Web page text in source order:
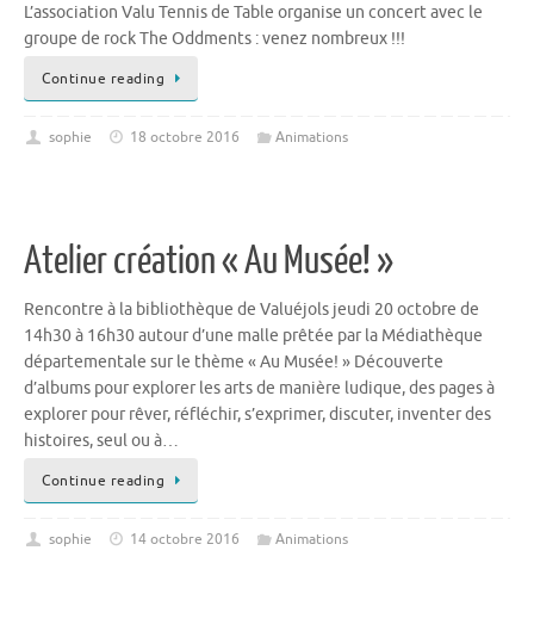
L’association Valu Tennis de Table organise un concert avec le
groupe de rock The Oddments : venez nombreux !!!
Continue reading
sophie 18 octobre 2016 Animations
Atelier création « Au Musée! »
Rencontre à la bibliothèque de Valuéjols jeudi 20 octobre de
14h30 à 16h30 autour d’une malle prêtée par la Médiathèque
départementale sur le thème « Au Musée! » Découverte
d’albums pour explorer les arts de manière ludique, des pages à
explorer pour rêver, réfléchir, s’exprimer, discuter, inventer des
histoires, seul ou à…
Continue reading
sophie 14 octobre 2016 Animations